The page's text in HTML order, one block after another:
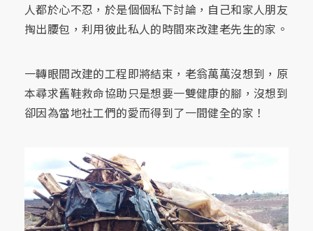
人都於心不忍，於是個個私下討論，自己和家人朋友
掏出腰包，利用彼此私人的時間來改建老先生的家。
一轉眼間改建的工程即將結束，老翁萬萬沒想到，原
本尋求舊鞋救命協助只是想要一雙健康的腳，沒想到
卻因為當地社工們的愛而得到了一間健全的家！